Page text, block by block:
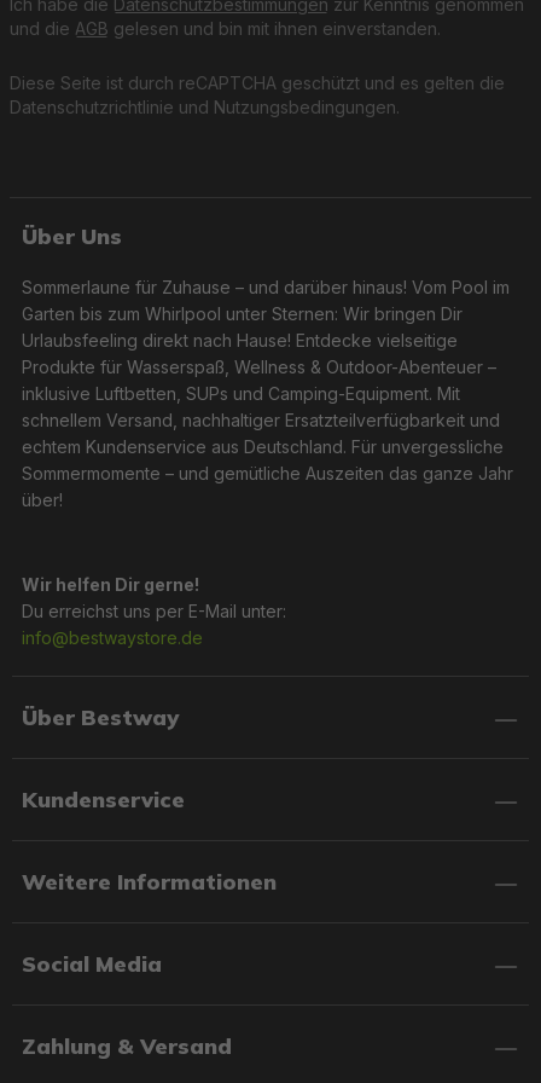
Diese Seite ist durch reCAPTCHA geschützt und es gelten die
Datenschutzrichtlinie und Nutzungsbedingungen.
Ich habe die Datenschutzbestimmungen zur Kenntnis genommen
und die AGB gelesen und bin mit ihnen einverstanden.
Über Uns
Sommerlaune für Zuhause – und darüber hinaus! Vom Pool im
Garten bis zum Whirlpool unter Sternen: Wir bringen Dir
Urlaubsfeeling direkt nach Hause! Entdecke vielseitige
Produkte für Wasserspaß, Wellness & Outdoor-Abenteuer –
inklusive Luftbetten, SUPs und Camping-Equipment. Mit
schnellem Versand, nachhaltiger Ersatzteilverfügbarkeit und
echtem Kundenservice aus Deutschland. Für unvergessliche
Sommermomente – und gemütliche Auszeiten das ganze Jahr
über!
Wir helfen Dir gerne!
Du erreichst uns per E-Mail unter:
info@bestwaystore.de
Über Bestway
Kundenservice
Weitere Informationen
Social Media
Zahlung & Versand